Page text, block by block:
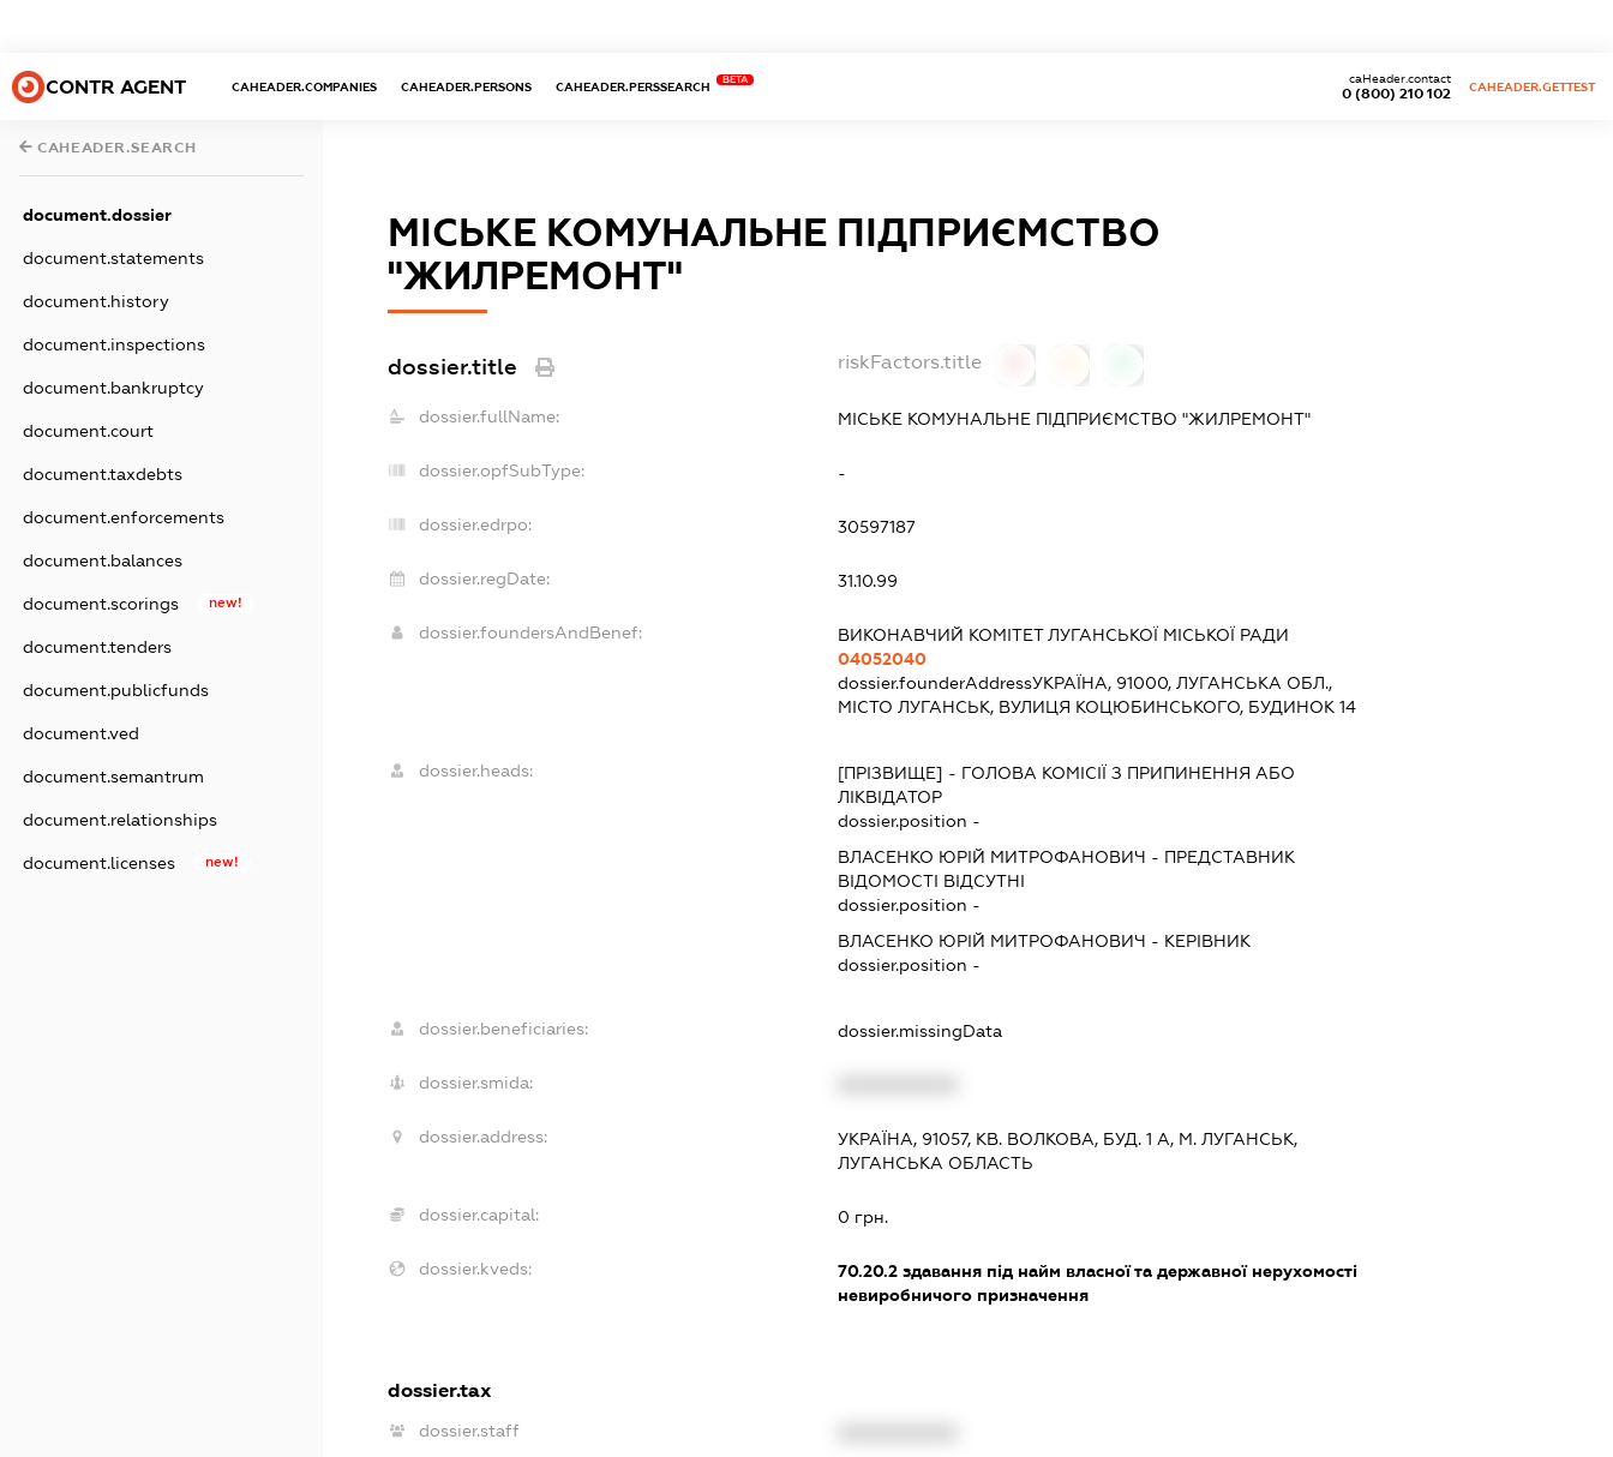
CONTR AGENT CAHEADER.COMPANIES CAHEADER.PERSONS CAHEADER.PERSSEARCH
BETA
0 (800) 210 102
caHeader.contact
CAHEADER.GETTEST
CAHEADER.SEARCH
document.dossier
document.statements
document.history
document.inspections
document.bankruptcy
document.court
document.taxdebts
document.enforcements
document.balances
document.scorings new!
document.tenders
document.publicfunds
document.ved
document.semantrum
document.relationships
document.licenses new!
МІСЬКЕ КОМУНАЛЬНЕ ПІДПРИЄМСТВО
"ЖИЛРЕМОНТ"
dossier.title riskFactors.title
dossier.fullName: МІСЬКЕ КОМУНАЛЬНЕ ПІДПРИЄМСТВО "ЖИЛРЕМОНТ"
dossier.opfSubType: -
dossier.edrpo: 30597187
dossier.regDate: 31.10.99
dossier.foundersAndBenef:
ВИКОНАВЧИЙ КОМІТЕТ ЛУГАНСЬКОЇ МІСЬКОЇ РАДИ
04052040
dossier.founderAddressУКРАЇНА, 91000, ЛУГАНСЬКА ОБЛ.,
МІСТО ЛУГАНСЬК, ВУЛИЦЯ КОЦЮБИНСЬКОГО, БУДИНОК 14
dossier.heads: [ПРІЗВИЩЕ] - ГОЛОВА КОМІСІЇ З ПРИПИНЕННЯ АБО
ЛІКВІДАТОР
dossier.position -
ВЛАСЕНКО ЮРІЙ МИТРОФАНОВИЧ - ПРЕДСТАВНИК
ВІДОМОСТІ ВІДСУТНІ
dossier.position -
ВЛАСЕНКО ЮРІЙ МИТРОФАНОВИЧ - КЕРІВНИК
dossier.position -
dossier.beneficiaries: dossier.missingData
dossier.smida:
dossier.address:
УКРАЇНА, 91057, КВ. ВОЛКОВА, БУД. 1 А, М. ЛУГАНСЬК,
ЛУГАНСЬКА ОБЛАСТЬ
dossier.capital: 0 грн.
dossier.kveds: 70.20.2здавання під найм власної та державної нерухомості
невиробничого призначення
dossier.tax
dossier.staff